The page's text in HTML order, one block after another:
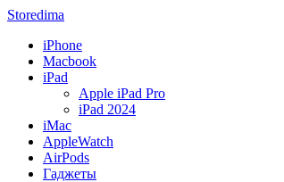
Storedima
iPhone
Macbook
iPad
Apple iPad Pro
iPad 2024
iMac
AppleWatch
AirPods
Гаджеты